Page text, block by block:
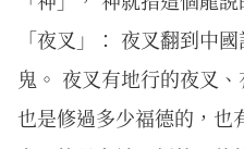
「夜叉」： 夜叉翻到中
鬼。 夜叉有地行的夜叉
也是修過多少福德的，也